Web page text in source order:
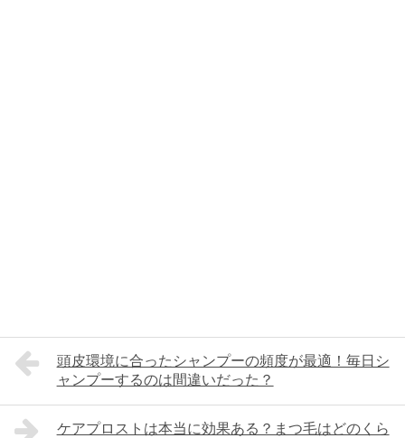
頭皮環境に合ったシャンプーの頻度が最適！毎日シ
ャンプーするのは間違いだった？
ケアプロストは本当に効果ある？まつ毛はどのくら